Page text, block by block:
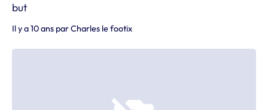
but
Il y a 10 ans parCharles le footix